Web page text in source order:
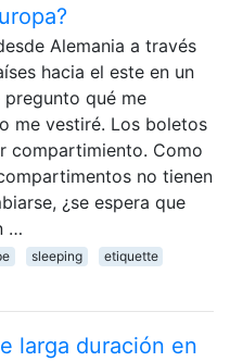
Alemania a través
hacia el este en un
qué me
me vestiré. Los boletos
compartimiento. Como
no tienen
¿se espera que
…
sleeping
etiquette
larga duración en